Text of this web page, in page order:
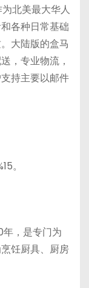
北美最大华人
各种日常基础
大陆版的盒马
，专业物流，
持主要以邮件
。
，是专门为
饪厨具、厨房